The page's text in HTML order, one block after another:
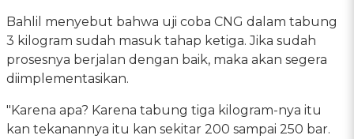
Bahlil menyebut bahwa uji coba CNG dalam tabung
3 kilogram sudah masuk tahap ketiga. Jika sudah
prosesnya berjalan dengan baik, maka akan segera
diimplementasikan.
"Karena apa? Karena tabung tiga kilogram-nya itu
kan tekanannya itu kan sekitar 200 sampai 250 bar.